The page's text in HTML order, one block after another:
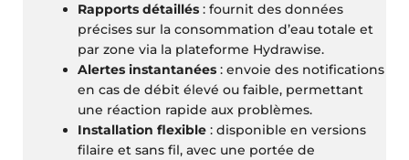
Rapports détaillés : fournit des données
précises sur la consommation d’eau totale et
par zone via la plateforme Hydrawise.
Alertes instantanées : envoie des notifications
en cas de débit élevé ou faible, permettant
une réaction rapide aux problèmes.
Installation flexible : disponible en versions
filaire et sans fil, avec une portée de